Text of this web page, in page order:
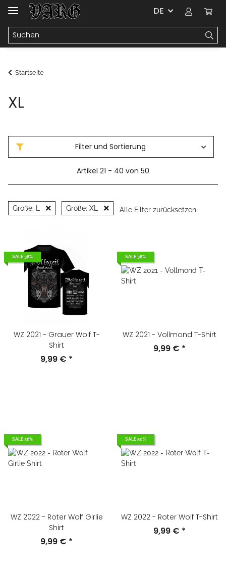
DE
Startseite
XL
Filter und Sortierung
Artikel 21 - 40 von 50
Größe: L Größe: XL Alle Filter zurücksetzen
SALE 38%
WZ 2021 - Grauer Wolf T-
Shirt
9,99 € *
SALE 38%
WZ 2021 - Vollmond T-Shirt
9,99 € *
SALE 38%
WZ 2022 - Roter Wolf Girlie
Shirt
9,99 € *
SALE 50%
WZ 2022 - Roter Wolf T-Shirt
9,99 € *